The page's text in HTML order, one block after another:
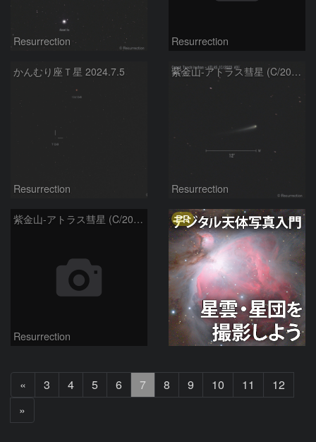
Resurrection Resurrection
かんむり座Ｔ星 2024.7.5
Resurrection
紫金山-アトラス彗星 (C/2023 A3) 2024.7.4
Resurrection
紫金山-アトラス彗星 (C/2023 A3) 2024.7.3
Resurrection
PR
«
へ
3 4 5 6 7 8 9 10 11
12
»
へ